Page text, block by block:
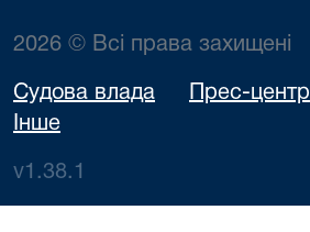
2026 © Всі права захищені
Судова влада Прес-центр
Інше
v1.38.1